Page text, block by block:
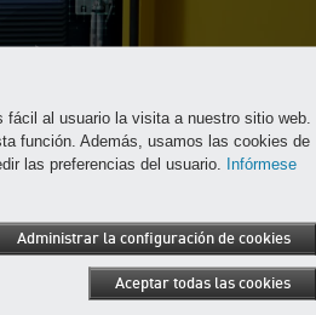
convertidor de frecuencia destacan por su
al usuario la visita a nuestro sitio web.
función. Además, usamos las cookies de
las preferencias del usuario. Infórmese
Administrar la configuración de cookies
Aceptar todas las cookies